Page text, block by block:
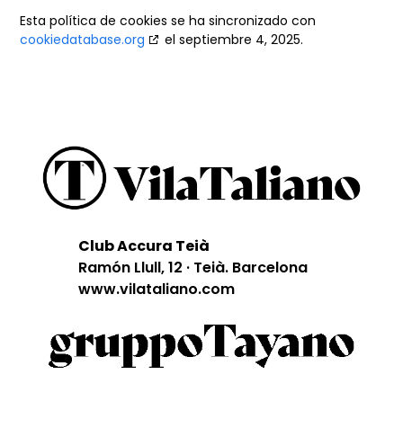
Esta política de cookies se ha sincronizado con
cookiedatabase.org
el septiembre 4, 2025.
Club Accura Teià
Ramón Llull, 12 · Teià. Barcelona
www.vilataliano.com